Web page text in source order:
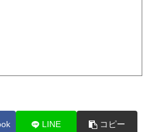
LINE コピー